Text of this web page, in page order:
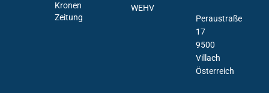
Kronen
Zeitung
WEHV
Peraustraße
17
9500
Villach
Österreich